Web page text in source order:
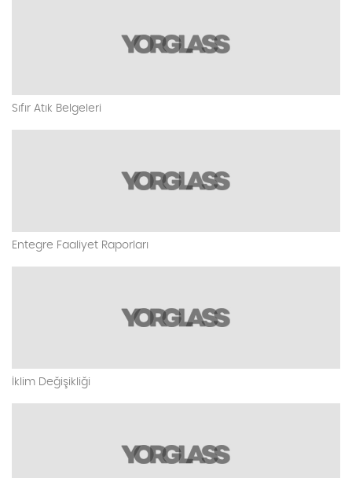
Sıfır Atık Belgeleri
Entegre Faaliyet Raporları
İklim Değişikliği